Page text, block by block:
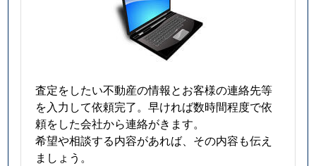
査定をしたい不動産の情報とお客様の連絡先等
を入力して依頼完了。早ければ数時間程度で依
頼をした会社から連絡がきます。
希望や相談する内容があれば、その内容も伝え
ましょう。